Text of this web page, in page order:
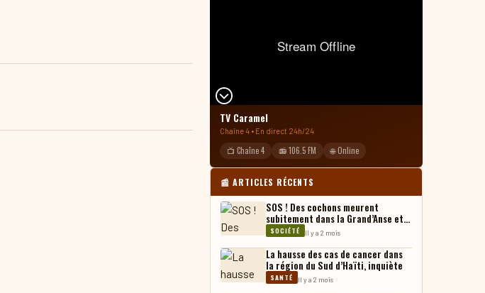
TV Caramel
Chaîne 4 • En direct 24h/24
📺 Chaîne 4 📻 106.5 FM 🌐 Online
📰 ARTICLES RÉCENTS
SOS ! Des cochons meurent
subitement dans la Grand’Anse et
leurs chaires, vendues sur le
marché
SOCIÉTÉ Il y a 2 mois
La hausse des cas de cancer dans
la région du Sud d’Haïti, inquiète
SANTÉ Il y a 2 mois